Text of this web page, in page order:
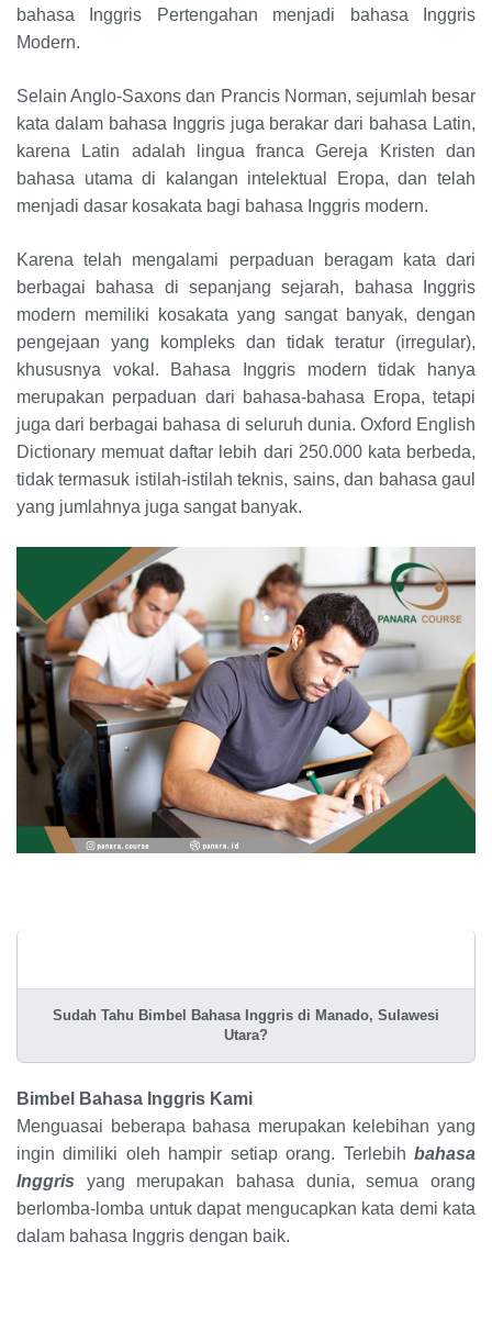
bahasa Inggris Pertengahan menjadi bahasa Inggris
Modern.
Selain Anglo-Saxons dan Prancis Norman, sejumlah besar
kata dalam bahasa Inggris juga berakar dari bahasa Latin,
karena Latin adalah lingua franca Gereja Kristen dan
bahasa utama di kalangan intelektual Eropa, dan telah
menjadi dasar kosakata bagi bahasa Inggris modern.
Karena telah mengalami perpaduan beragam kata dari
berbagai bahasa di sepanjang sejarah, bahasa Inggris
modern memiliki kosakata yang sangat banyak, dengan
pengejaan yang kompleks dan tidak teratur (irregular),
khususnya vokal. Bahasa Inggris modern tidak hanya
merupakan perpaduan dari bahasa-bahasa Eropa, tetapi
juga dari berbagai bahasa di seluruh dunia. Oxford English
Dictionary memuat daftar lebih dari 250.000 kata berbeda,
tidak termasuk istilah-istilah teknis, sains, dan bahasa gaul
yang jumlahnya juga sangat banyak.
Sudah Tahu Bimbel Bahasa Inggris di Manado, Sulawesi
Utara?
Bimbel Bahasa Inggris Kami
Menguasai beberapa bahasa merupakan kelebihan yang
ingin dimiliki oleh hampir setiap orang. Terlebih bahasa
Inggris yang merupakan bahasa dunia, semua orang
berlomba-lomba untuk dapat mengucapkan kata demi kata
dalam bahasa Inggris dengan baik.